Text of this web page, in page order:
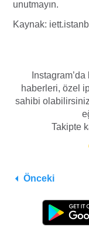
unutmayın.
Kaynak:
haberleri, özel
sahibi
Takipte
Önceki